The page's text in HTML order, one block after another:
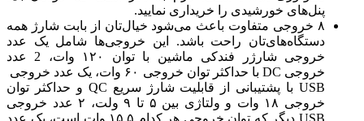
پنل‌های خورشیدی را خریداری نمایید.
۸ خروجی متفاوت باعث می‌شود خیال‌تان از بابت شارژ همه
دستگاه‌های‌تان راحت باشد. این خروجی‌ها شامل یک عدد
خروجی شارژر فندکی ماشین با توان ۱۲۰ وات، 2 عدد
خروجی DC با حداکثر توان خروجی ۶۰ وات، یک عدد خروجی
USB با پشتیبانی از قابلیت شارژ سریع QC و حداکثر توان
خروجی ۱۸ وات و ولتاژی بین ۵ تا ۹ ولت، ۲ عدد خروجی
USB دیگر که توان خروجی هر کدام ۱۵.۵ وات است، یک عدد